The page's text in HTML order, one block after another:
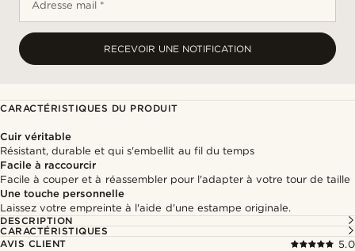
Adresse mail *
RECEVOIR UNE NOTIFICATION
CARACTÉRISTIQUES DU PRODUIT
Cuir véritable
Résistant, durable et qui s'embellit au fil du temps
Facile à raccourcir
Facile à couper et à réassembler pour l'adapter à votre tour de taille
Une touche personnelle
Laissez votre empreinte à l'aide d'une estampe originale.
DESCRIPTION
CARACTÉRISTIQUES
AVIS CLIENT
5.0